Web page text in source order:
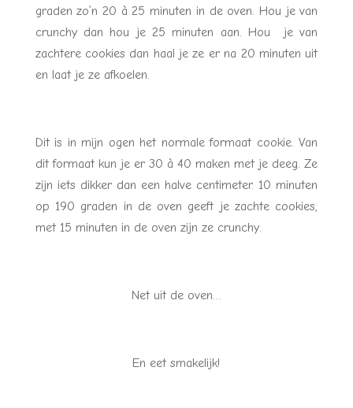
graden zo’n 20 à 25 minuten in de oven. Hou je van
crunchy dan hou je 25 minuten aan. Hou je van
zachtere cookies dan haal je ze er na 20 minuten uit
en laat je ze afkoelen.
Dit is in mijn ogen het normale formaat cookie. Van
dit formaat kun je er 30 à 40 maken met je deeg. Ze
zijn iets dikker dan een halve centimeter. 10 minuten
op 190 graden in de oven geeft je zachte cookies,
met 15 minuten in de oven zijn ze crunchy.
Net uit de oven…
En eet smakelijk!